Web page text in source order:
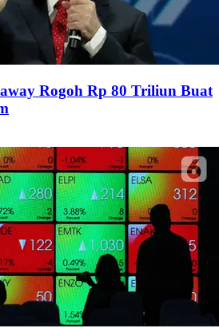
Rogoh Rp 80 Triliun Buat